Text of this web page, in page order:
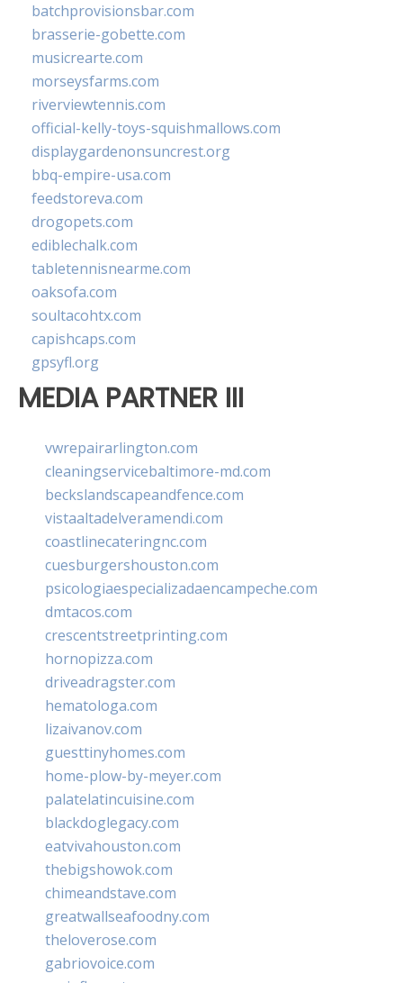
batchprovisionsbar.com
brasserie-gobette.com
musicrearte.com
morseysfarms.com
riverviewtennis.com
official-kelly-toys-squishmallows.com
displaygardenonsuncrest.org
bbq-empire-usa.com
feedstoreva.com
drogopets.com
ediblechalk.com
tabletennisnearme.com
oaksofa.com
soultacohtx.com
capishcaps.com
gpsyfl.org
MEDIA PARTNER III
vwrepairarlington.com
cleaningservicebaltimore-md.com
beckslandscapeandfence.com
vistaaltadelveramendi.com
coastlinecateringnc.com
cuesburgershouston.com
psicologiaespecializadaencampeche.com
dmtacos.com
crescentstreetprinting.com
hornopizza.com
driveadragster.com
hematologa.com
lizaivanov.com
guesttinyhomes.com
home-plow-by-meyer.com
palatelatincuisine.com
blackdoglegacy.com
eatvivahouston.com
thebigshowok.com
chimeandstave.com
greatwallseafoodny.com
theloverose.com
gabriovoice.com